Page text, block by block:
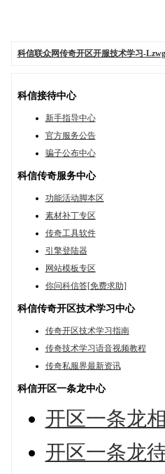
科信联众网传奇开区开服技术学习-
科信接待中心
新手指导中心
官方服务公告
骗子公布中心
科信传奇服务中心
功能活动脚本区
素材补丁专区
传奇工具软件
引擎登陆器
网站模板专区
你问科信答[免费求助]
科信传奇开区技术学习中心
传奇开区技术学习指南
传奇技术学习语音视频教程
传奇私服界最新资讯
科信开区一条龙中心
开区一条龙
开区一条龙